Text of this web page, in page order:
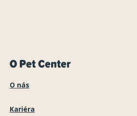
O Pet Center
O nás
Kariéra